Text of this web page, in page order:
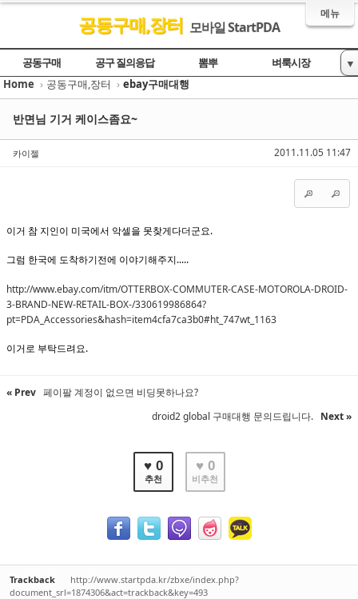
메뉴
공동구매,장터 모바일 StartPDA
공동구매 공구 질의응답 뽐뿌
벼룩시장
ebay구매대행
▼
Home › 공동구매,장터 › ebay구매대행
2011.11.05 11:47
반면님 기거 케이스좀요~
카이젤
이거 참 지인이 미국에서 악셀을 못찾게다더군요.
그럼 한국에 도착하기전에 이야기해주지.....
http://www.ebay.com/itm/OTTERBOX-COMMUTER-CASE-MOTOROLA-DROID-
3-BRAND-NEW-RETAIL-BOX-/330619986864?
pt=PDA_Accessories&hash=item4cfa7ca3b0#ht_747wt_1163
이거로 부탁드려요.
« Prev 페이팔 계정이 없으면 비딩못하나요?
droid2 global 구매대행 문의드립니다. Next »
♥ 0
추천
♥ 0
비추천
Trackback
http://www.startpda.kr/zbxe/index.php?
document_srl=1874306&act=trackback&key=493
Sketchbook5, 스케치북5
Sketchbook5, 스케치북5
Sketchbook5, 스케치북5
Sketchbook5, 스케치북5